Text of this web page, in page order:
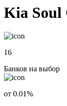
Kia Soul
16
Банков на выбор
от 0.01%